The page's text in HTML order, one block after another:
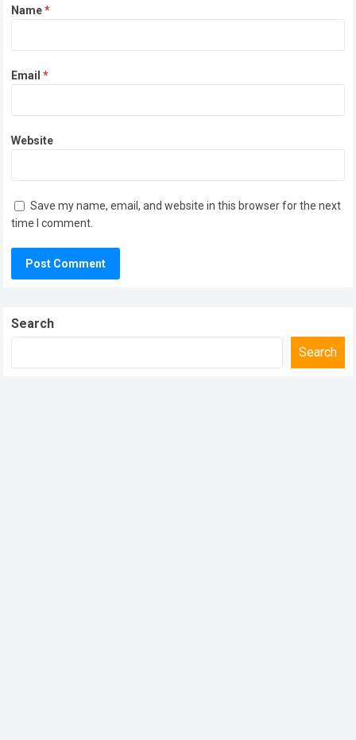
Name*
Email*
Website
Save my name, email, and website in this browser for the next
time I comment.
Search
Search